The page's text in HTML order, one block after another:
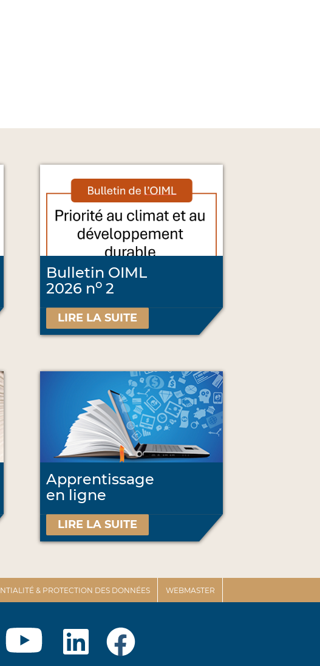
Bulletin OIML
2026 no2
LIRE LA SUITE
Apprentissage
en ligne
LIRE LA SUITE
& PROTECTION DES DONNÉES WEBMASTER